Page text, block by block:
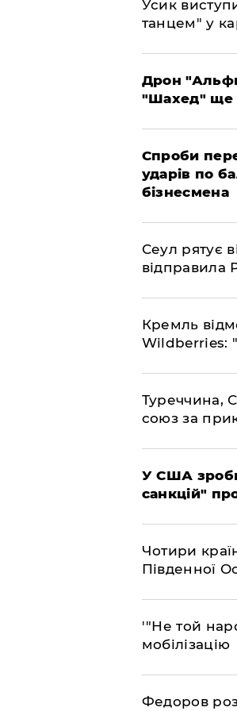
​Усик
танцем" у
​Дрон
"Шахед" ще
​Спроби
ударів по
бізнесмена
​Сеул рятує
відправила
​Кремль
Wildberries:
​Туреччина,
союз за
​У США
санкцій"
​Чотири
Південної
​'"Не той
мобілізацію
​Федоров